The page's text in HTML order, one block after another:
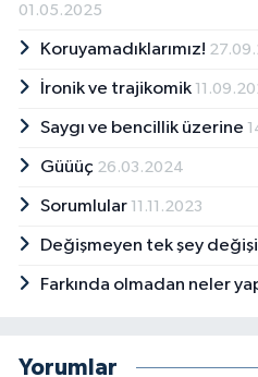
01.05.2025
Koruyamadıklarımız!
İronik ve trajikomik
Saygı ve bencillik üzerine
Güüüç 26.03.2024
Sorumlular 11.11.2023
Değişmeyen tek şey
Farkında olmadan neler
Yorumlar